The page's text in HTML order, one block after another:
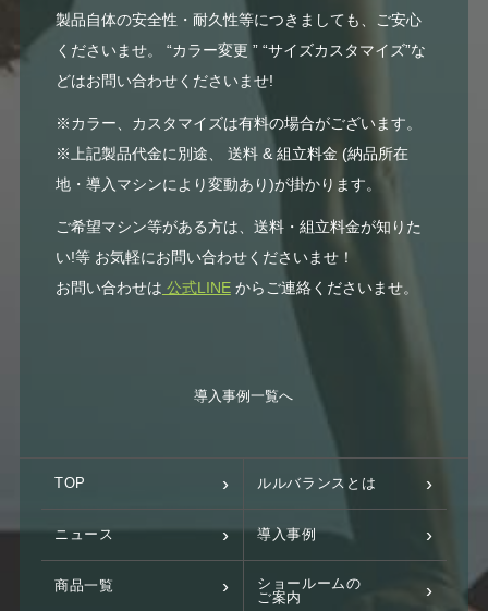
製品自体の安全性・耐久性等につきましても、ご安心
くださいませ。 “カラー変更 ” “サイズカスタマイズ”な
どはお問い合わせくださいませ!
※カラー、カスタマイズは有料の場合がございます。
※上記製品代金に別途、 送料 & 組立料金 (納品所在
地・導入マシンにより変動あり)が掛かります。
ご希望マシン等がある方は、送料・組立料金が知りた
い!等 お気軽にお問い合わせくださいませ！
お問い合わせは 公式LINEからご連絡くださいませ。
導入事例一覧へ
TOP ルルバランスとは
ニュース 導入事例
商品一覧
ショールームの
ご案内